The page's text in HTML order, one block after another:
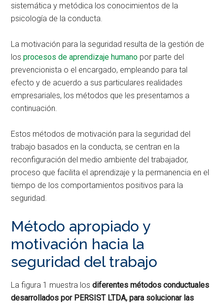
sistemática y metódica los conocimientos de la
psicología de la conducta.
La motivación para la seguridad resulta de la gestión de
losprocesos de aprendizaje humano por parte del
prevencionista o el encargado, empleando para tal
efecto y de acuerdo a sus particulares realidades
empresariales, los métodos que les presentamos a
continuación.
Estos métodos de motivación para la seguridad del
trabajo basados en la conducta, se centran en la
reconfiguración del medio ambiente del trabajador,
proceso que facilita el aprendizaje y la permanencia en el
tiempo de los comportamientos positivos para la
seguridad.
Método apropiado y
motivación hacia la
seguridad del trabajo
La figura 1 muestra losdiferentes métodos conductuales
desarrollados por PERSIST LTDA, para solucionar las